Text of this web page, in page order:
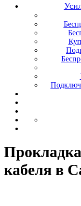
кабеля в